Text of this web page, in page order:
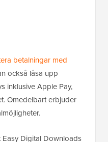
betalningar med
också låsa upp
inklusive Apple Pay,
Omedelbart erbjuder
Digital Downloads